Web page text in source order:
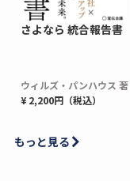
さよなら 統合報告書
ウィルズ・パンハウス 著
¥ 2,200円（税込）
もっと見る